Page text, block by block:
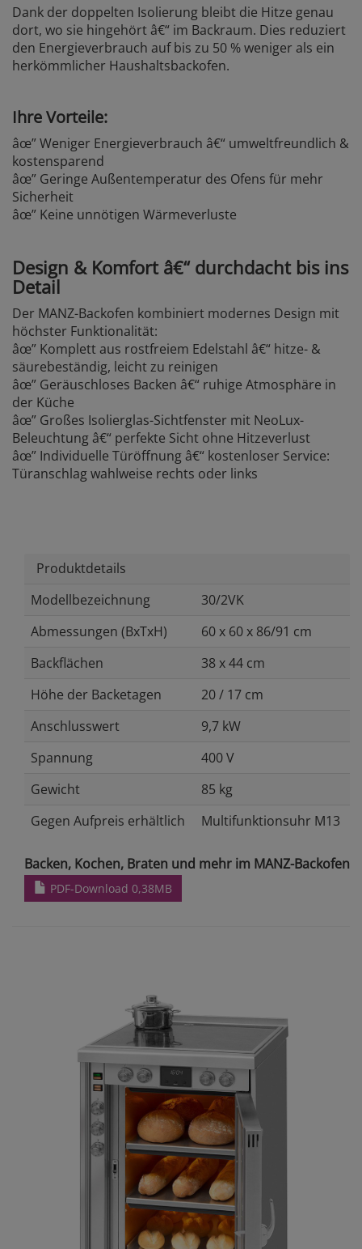
Dank der doppelten Isolierung bleibt die Hitze genau
dort, wo sie hingehört â€“ im Backraum. Dies reduziert
den Energieverbrauch auf bis zu 50 % weniger als ein
herkömmlicher Haushaltsbackofen.
Ihre Vorteile:
âœ” Weniger Energieverbrauch â€“ umweltfreundlich &
kostensparend
âœ” Geringe Außentemperatur des Ofens für mehr
Sicherheit
âœ” Keine unnötigen Wärmeverluste
Design & Komfort â€“ durchdacht bis ins
Detail
Der MANZ-Backofen kombiniert modernes Design mit
höchster Funktionalität:
âœ” Komplett aus rostfreiem Edelstahl â€“ hitze- &
säurebeständig, leicht zu reinigen
âœ” Geräuschloses Backen â€“ ruhige Atmosphäre in
der Küche
âœ” Großes Isolierglas-Sichtfenster mit NeoLux-
Beleuchtung â€“ perfekte Sicht ohne Hitzeverlust
âœ” Individuelle Türöffnung â€“ kostenloser Service:
Türanschlag wahlweise rechts oder links
Produktdetails
Modellbezeichnung
30/2VK
Abmessungen (BxTxH)
60 x 60 x 86/91 cm
Backflächen
38 x 44 cm
Höhe der Backetagen
20 / 17 cm
Anschlusswert
9,7 kW
Spannung
400 V
Gewicht
85 kg
Gegen Aufpreis erhältlich
Multifunktionsuhr M13
Backen, Kochen, Braten und mehr im MANZ-Backofen
PDF-Download 0,38MB